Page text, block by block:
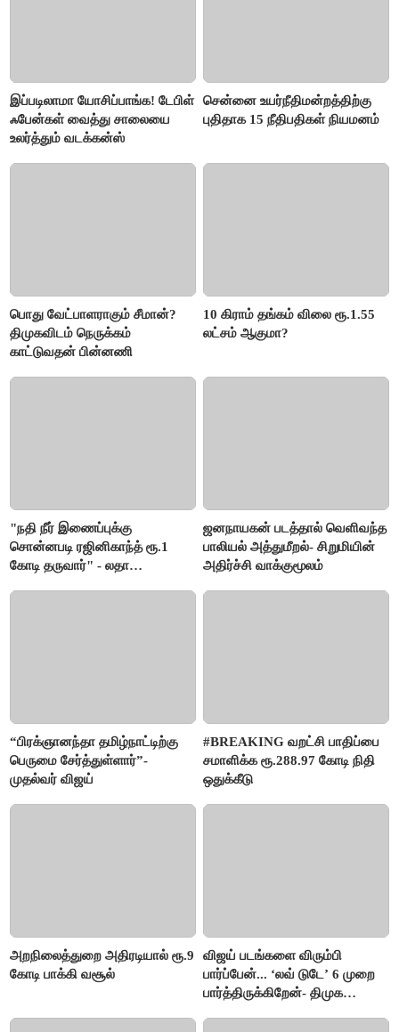
இப்படிலாமா யோசிப்பாங்க! டேபிள்
ஃபேன்கள் வைத்து சாலையை
உலர்த்தும் வடக்கன்ஸ்
சென்னை உயர்நீதிமன்றத்திற்கு
புதிதாக 15 நீதிபதிகள் நியமனம்
பொது வேட்பாளராகும் சீமான்?
திமுகவிடம் நெருக்கம்
காட்டுவதன் பின்னணி
10 கிராம் தங்கம் விலை ரூ.1.55
லட்சம் ஆகுமா?
"நதி நீர் இணைப்புக்கு
சொன்னபடி ரஜினிகாந்த் ரூ.1
கோடி தருவார்" - லதா
ஜனநாயகன் படத்தால் வெளிவந்த
பாலியல் அத்துமீறல்- சிறுமியின்
அதிர்ச்சி வாக்குமூலம்
“பிரக்ஞானந்தா தமிழ்நாட்டிற்கு
பெருமை சேர்த்துள்ளார்”-
முதல்வர் விஜய்
#BREAKING வறட்சி பாதிப்பை
சமாளிக்க ரூ.288.97 கோடி நிதி
ஒதுக்கீடு
அறநிலைத்துறை அதிரடியால் ரூ.9
கோடி பாக்கி வசூல்
விஜய் படங்களை விரும்பி
பார்ப்பேன்... ‘லவ் டுடே’ 6 முறை
பார்த்திருக்கிறேன்- திமுக